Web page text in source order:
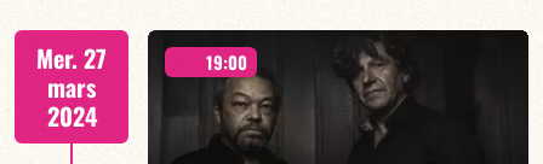
Mer. 27
mars
2024
19:00